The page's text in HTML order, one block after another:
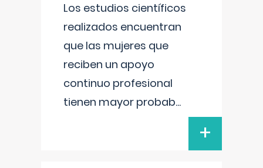
Los estudios científicos
realizados encuentran
que las mujeres que
reciben un apoyo
continuo profesional
tienen mayor probab...
+